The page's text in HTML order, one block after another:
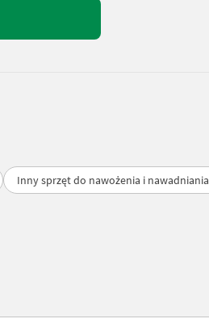
Inny sprzęt do nawożenia i nawadniania